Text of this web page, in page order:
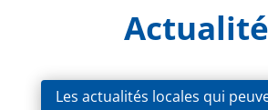
Les actualités locales qui